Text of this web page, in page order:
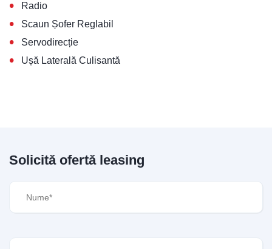
• Radio
• Scaun Șofer Reglabil
• Servodirecție
• Ușă Laterală Culisantă
Solicită ofertă leasing